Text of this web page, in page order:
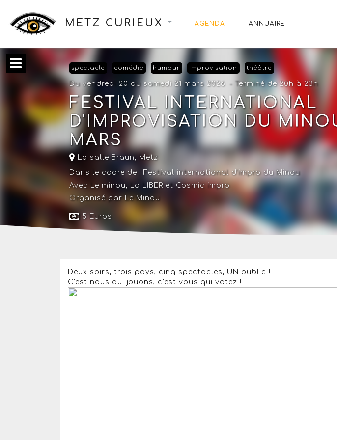
METZ CURIEUX AGENDA ANNUAIRE
spectacle comédie humour improvisation théâtre
Du vendredi 20 au samedi 21 mars 2026 - Terminé de 20h à 23h
FESTIVAL INTERNATIONAL
D'IMPROVISATION DU
MARS
La salle Braun, Metz
Dans le cadre de : Festival international d'impro du Minou
Avec Le minou, La LIBER et Cosmic impro
Organisé par Le Minou
5 Euros
Deux soirs, trois pays, cinq spectacles, UN public !
C'est nous qui jouons, c'est vous qui votez !